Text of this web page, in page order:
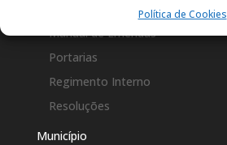
Política de Cookies
Manual de Emendas
Portarias
Regimento Interno
Resoluções
Município